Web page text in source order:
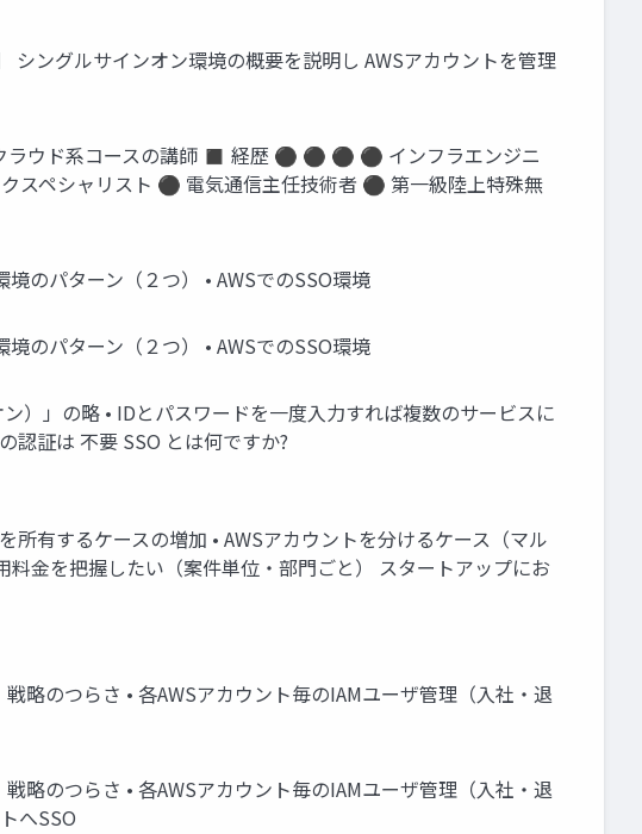
ングルサインオン環境の概要を説明し AWSアカウントを管理
ウド系コースの講師 ◼ 経歴 ⚫ ⚫ ⚫ ⚫ インフラエンジニ
スペシャリスト ⚫ 電気通信主任技術者 ⚫ 第一級陸上特殊無
のパターン（２つ） • AWSでのSSO環境
のパターン（２つ） • AWSでのSSO環境
）」の略 • IDとパスワードを一度入力すれば複数のサービスに
認証は 不要 SSO とは何ですか?
有するケースの増加 • AWSアカウントを分けるケース（マル
料金を把握したい（案件単位・部門ごと） スタートアップにお
略のつらさ • 各AWSアカウント毎のIAMユーザ管理（入社・退
略のつらさ • 各AWSアカウント毎のIAMユーザ管理（入社・退
へSSO